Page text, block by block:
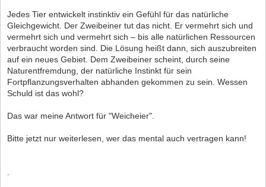
Jedes Tier entwickelt instinktiv ein Gefühl für das natürliche
Gleichgewicht. Der Zweibeiner tut das nicht. Er vermehrt sich und
vermehrt sich und vermehrt sich – bis alle natürlichen Ressourcen
verbraucht worden sind. Die Lösung heißt dann, sich auszubreiten
auf ein neues Gebiet. Dem Zweibeiner scheint, durch seine
Naturentfremdung, der natürliche Instinkt für sein
Fortpflanzungsverhalten abhanden gekommen zu sein. Wessen
Schuld ist das wohl?
Das war meine Antwort für "Weicheier".
Bitte jetzt nur weiterlesen, wer das mental auch vertragen kann!